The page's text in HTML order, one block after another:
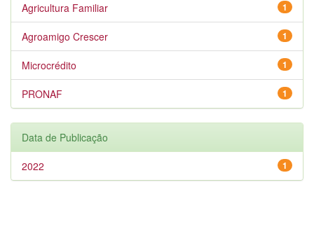
1
Agricultura Familiar
1
Agroamigo Crescer
1
Microcrédito
1
PRONAF
Data de Publicação
1
2022